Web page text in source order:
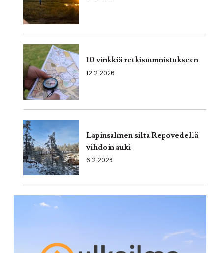
10 vinkkiä retkisuunnistukseen
12.2.2026
Lapinsalmen silta Repovedellä
vihdoin auki
6.2.2026